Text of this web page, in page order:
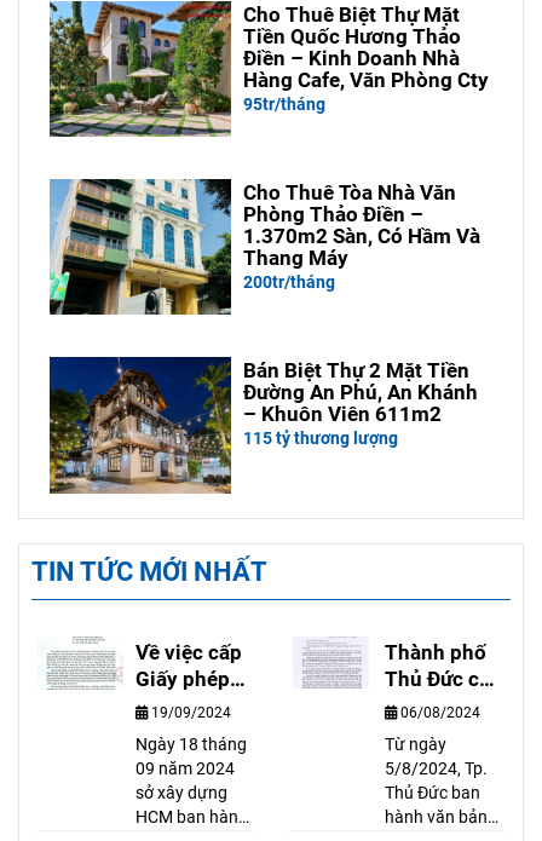
Cho Thuê Biệt Thự Mặt
Tiền Quốc Hương Thảo
Điền – Kinh Doanh Nhà
Hàng Cafe, Văn Phòng Cty
95tr/tháng
Cho Thuê Tòa Nhà Văn
Phòng Thảo Điền –
1.370m2 Sàn, Có Hầm Và
Thang Máy
200tr/tháng
Bán Biệt Thự 2 Mặt Tiền
Đường An Phú, An Khánh
– Khuôn Viên 611m2
115 tỷ thương lượng
TIN TỨC MỚI NHẤT
Về việc cấp
Giấy phép
xây dựng
công trình
có hầm trên
địa bàn Tp.
Hồ Chí Minh
19/09/2024
Ngày 18 tháng
09 năm 2024
sở xây dựng
HCM ban hành
Thành phố
Thủ Đức cấp
sổ hồng
hoàn công
cho nhà có
giấy phép có
thời hạn
06/08/2024
Từ ngày
5/8/2024, Tp.
Thủ Đức ban
hành văn bản